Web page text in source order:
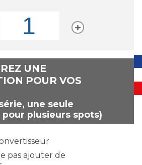
UNE
POUR VOS
une seule
plusieurs spots)
pas ajouter de